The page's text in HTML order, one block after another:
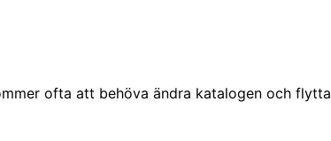
ofta att behöva ändra katalogen och flytta